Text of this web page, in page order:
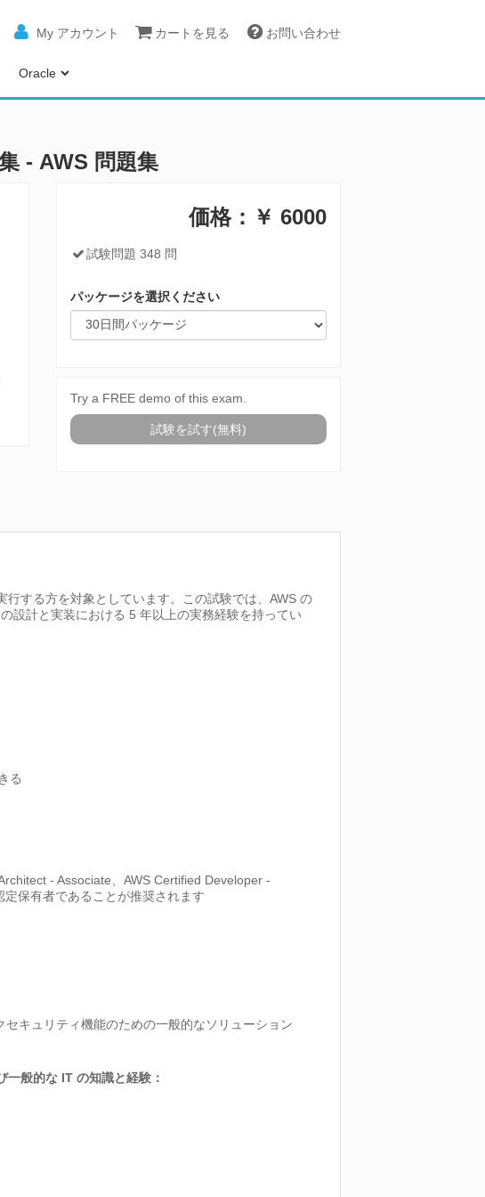
My アカウント カートを見る お問い合わせ
Oracle
- AWS 問題集
価格：￥ 6000
試験問題 348 問
パッケージを選択ください
Try a FREE demo of this exam.
試験を試す(無料)
する方を対象としています。この試験では、AWS の
設計と実装における 5 年以上の実務経験を持ってい
る
- Associate、AWS Certified Developer -
保有者であることが推奨されます
キュリティ機能のための一般的なソリューション
般的な IT の知識と経験：